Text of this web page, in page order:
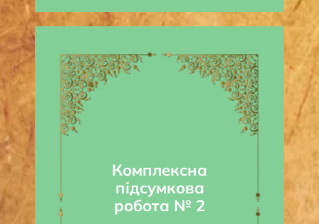
Комплексна
підсумкова
робота № 2